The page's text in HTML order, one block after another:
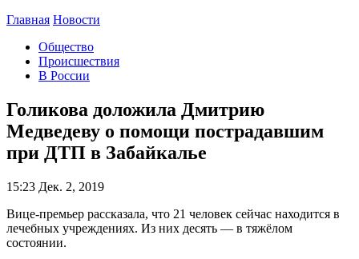
Главная Новости
Общество
Происшествия
В России
Голикова доложила Дмитрию
Медведеву о помощи пострадавшим
при ДТП в Забайкалье
15:23 Дек. 2, 2019
Вице-премьер рассказала, что 21 человек сейчас находится в
лечебных учреждениях. Из них десять — в тяжёлом
состоянии.